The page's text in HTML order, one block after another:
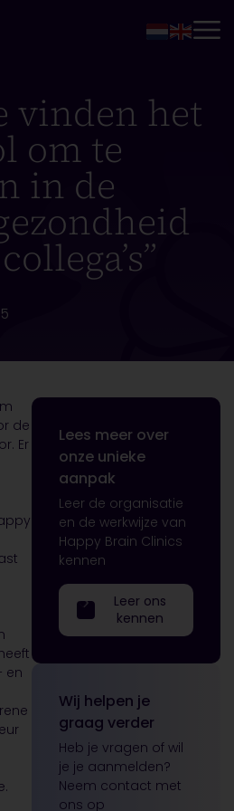
vinden het
om te
in de
de
Er
en
Lees meer over
onze unieke
aanpak
Leer de organisatie
en de werkwijze van
Happy Brain Clinics
kennen
Leer ons
kennen
Wij helpen je
graag verder
Heb je vragen of wil
je je aanmelden?
Neem contact met
ons op